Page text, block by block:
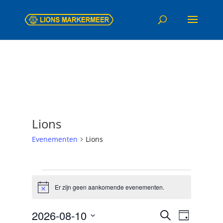
Lions
Evenementen Lions
Evenementen
in
augustus
BerichtEr zijn geen aankomende evenementen.
Zoeken
Dag
2026-08-10